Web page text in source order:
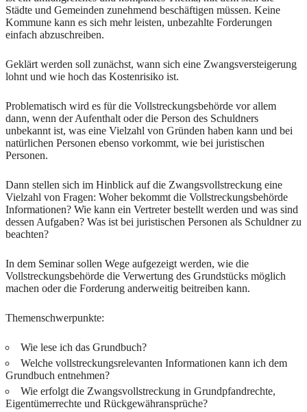
Städte und Gemeinden zunehmend beschäftigen müssen. Keine
Kommune kann es sich mehr leisten, unbezahlte Forderungen
einfach abzuschreiben.
Geklärt werden soll zunächst, wann sich eine Zwangsversteigerung
lohnt und wie hoch das Kostenrisiko ist.
Problematisch wird es für die Vollstreckungsbehörde vor allem
dann, wenn der Aufenthalt oder die Person des Schuldners
unbekannt ist, was eine Vielzahl von Gründen haben kann und bei
natürlichen Personen ebenso vorkommt, wie bei juristischen
Personen.
Dann stellen sich im Hinblick auf die Zwangsvollstreckung eine
Vielzahl von Fragen: Woher bekommt die Vollstreckungsbehörde
Informationen? Wie kann ein Vertreter bestellt werden und was sind
dessen Aufgaben? Was ist bei juristischen Personen als Schuldner zu
beachten?
In dem Seminar sollen Wege aufgezeigt werden, wie die
Vollstreckungsbehörde die Verwertung des Grundstücks möglich
machen oder die Forderung anderweitig beitreiben kann.
Themenschwerpunkte:
Wie lese ich das Grundbuch?
Welche vollstreckungsrelevanten Informationen kann ich dem
Grundbuch entnehmen?
Wie erfolgt die Zwangsvollstreckung in Grundpfandrechte,
Eigentümerrechte und Rückgewähransprüche?